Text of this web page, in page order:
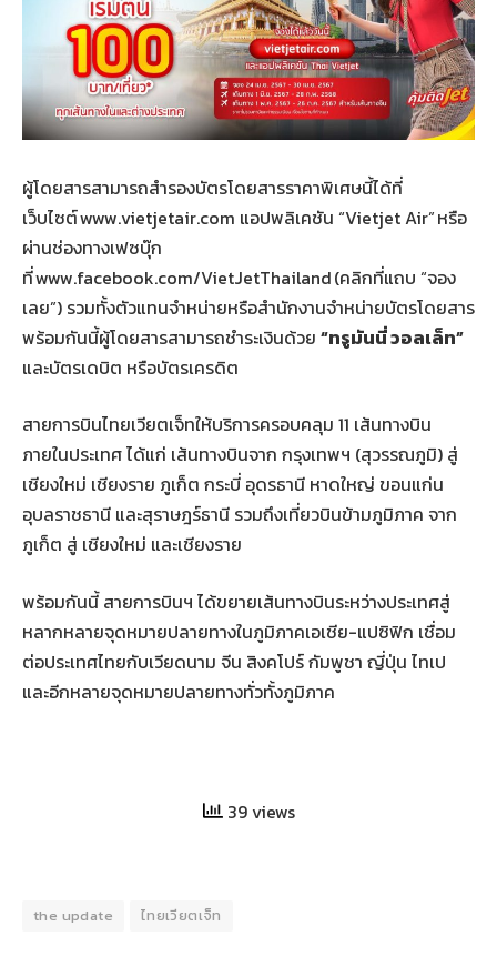
ผู้โดยสารสามารถสำรองบัตรโดยสารราคาพิเศษนี้ได้ที่
เว็บไซต์ www.vietjetair.com แอปพลิเคชัน “Vietjet Air” หรือ
ผ่านช่องทางเฟซบุ๊ก
ที่ www.facebook.com/VietJetThailand (คลิกที่แถบ “จอง
เลย”) รวมทั้งตัวแทนจำหน่ายหรือสำนักงานจำหน่ายบัตรโดยสาร
พร้อมกันนี้ผู้โดยสารสามารถชำระเงินด้วย “ทรูมันนี่ วอลเล็ท”
และบัตรเดบิต หรือบัตรเครดิต
สายการบินไทยเวียตเจ็ทให้บริการครอบคลุม 11 เส้นทางบิน
ภายในประเทศ ได้แก่ เส้นทางบินจาก กรุงเทพฯ (สุวรรณภูมิ) สู่
เชียงใหม่ เชียงราย ภูเก็ต กระบี่ อุดรธานี หาดใหญ่ ขอนแก่น
อุบลราชธานี และสุราษฎร์ธานี รวมถึงเที่ยวบินข้ามภูมิภาค จาก
ภูเก็ต สู่ เชียงใหม่ และเชียงราย
พร้อมกันนี้ สายการบินฯ ได้ขยายเส้นทางบินระหว่างประเทศสู่
หลากหลายจุดหมายปลายทางในภูมิภาคเอเชีย-แปซิฟิก เชื่อม
ต่อประเทศไทยกับเวียดนาม จีน สิงคโปร์ กัมพูชา ญี่ปุ่น ไทเป
และอีกหลายจุดหมายปลายทางทั่วทั้งภูมิภาค
39 views
the update ไทยเวียตเจ็ท